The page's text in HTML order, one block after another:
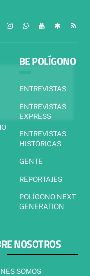
BE POLÍGONO
ENTREVISTAS
ENTREVISTAS
EXPRESS
ENTREVISTAS
HISTÓRICAS
GENTE
REPORTAJES
POLÍGONO NEXT
GENERATION
NOSOTROS
SOMOS